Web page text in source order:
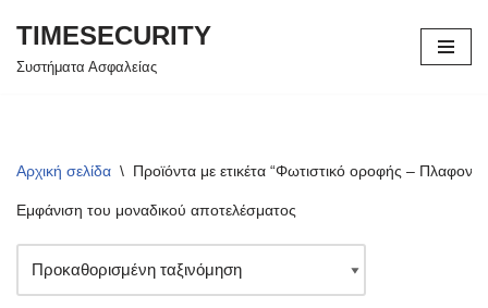
Μεταπηδήστε
TIMESECURITY
Συστήματα Ασφαλείας
Αρχική σελίδα \ Προϊόντα με ετικέτα “Φωτιστικό οροφής –
Εμφάνιση του μοναδικού αποτελέσματος